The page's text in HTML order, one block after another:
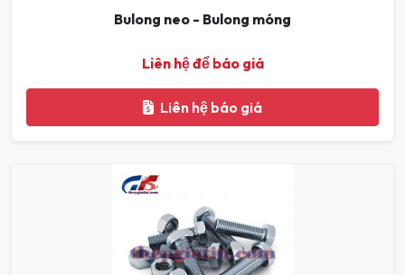
Bulong neo - Bulong móng
Liên hệ để báo giá
Liên hệ báo giá